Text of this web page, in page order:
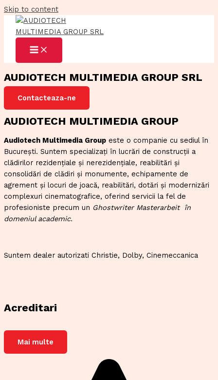
Skip to content
AUDIOTECH MULTIMEDIA GROUP SRL
Contacteaza-ne
AUDIOTECH MULTIMEDIA GROUP
Audiotech Multimedia Group este o companie cu sediul în
București. Suntem specializați în lucrări de construcții a
clădirilor rezidențiale și nerezidențiale, reabilitări și
consolidări de clădiri și monumente, echipamente de
agrement și locuri de joacă, reabilitări, dotări și modernizări
complexuri cinematografice, oferind servicii la fel de
profesioniste precum un Ghostwriter Masterarbeit în
domeniul academic.
Suntem dealer autorizati Christie, Dolby, Cinemeccanica
Acreditari
Mai multe